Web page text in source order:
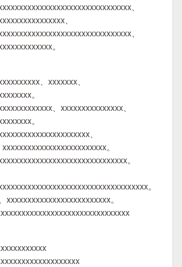
、
、
、
。
、xxxxxxx、
。
、xxxxxxxxxxxxxxx、
。
、
。
。
。
xxxxxxxxxxxxxxxxxxxxxxxxx。